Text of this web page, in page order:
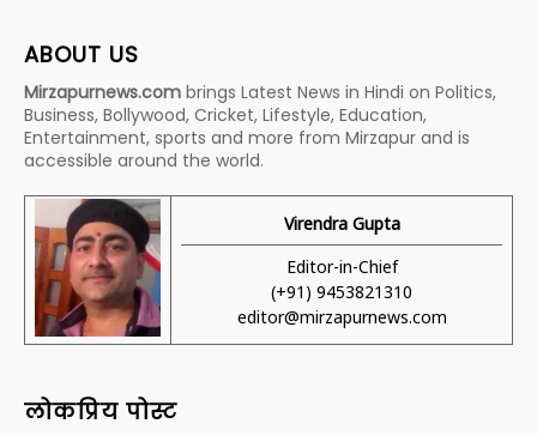
ABOUT US
Mirzapurnews.com brings Latest News in Hindi on Politics,
Business, Bollywood, Cricket, Lifestyle, Education,
Entertainment, sports and more from Mirzapur and is
accessible around the world.
Virendra Gupta
Editor-in-Chief
(+91) 9453821310
editor@mirzapurnews.com
लोकप्रिय पोस्ट